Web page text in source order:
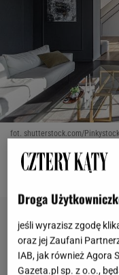
fot. shutterstock.com/Pinkystock
Droga
jeśli wyrazisz zgodę
oraz jej Zaufani
IAB, jak również Agora
Gazeta.pl sp. z o.o.,